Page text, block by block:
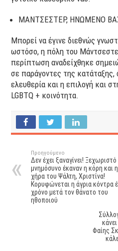
ΜΑΝΤΣΕΣΤΕΡ, ΗΝΩΜΕΝΟ
Μπορεί να έγινε διεθνώς
ωστόσο, η πόλη του
περίπτωση αναδείχθηκε
σε παράγοντες της
ελευθερία και η επιλογή και
LGBTQ + κοινότητα.
Προηγούμενο
Δεν έχει ξαναγίνει! Ξεχωριστό
μνημόσυνο έκαναν η κόρη και η
χήρα του Ψάλτη, Χριστίνα!
Κορυφώνεται η άγρια κόντρα
χρόνο μετά τον θάνατο του
ηθοποιού
Φαίης